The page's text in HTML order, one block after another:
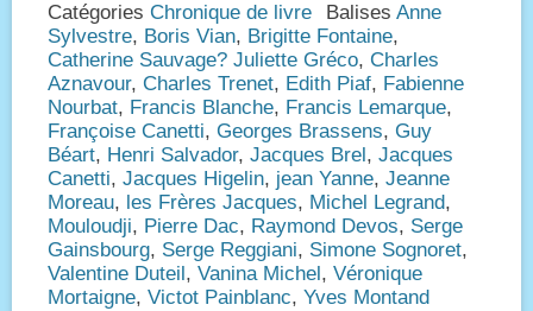
Catégories Chronique de livre Balises Anne
Sylvestre, Boris Vian, Brigitte Fontaine,
Catherine Sauvage? Juliette Gréco, Charles
Aznavour, Charles Trenet, Edith Piaf, Fabienne
Nourbat, Francis Blanche, Francis Lemarque,
Françoise Canetti, Georges Brassens, Guy
Béart, Henri Salvador, Jacques Brel , Jacques
Canetti, Jacques Higelin, jean Yanne, Jeanne
Moreau, les Frères Jacques, Michel Legrand,
Mouloudji, Pierre Dac, Raymond Devos, Serge
Gainsbourg, Serge Reggiani, Simone Sognoret,
Valentine Duteil , Vanina Michel , Véronique
Mortaigne, Victot Painblanc, Yves Montand